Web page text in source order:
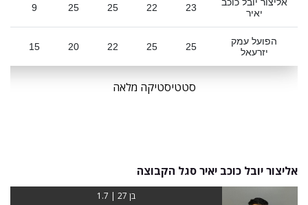
יאיר
23
22
25
25
9
הפועל עמק
יזרעאל
25
25
22
20
15
סטטיסטיקה מלאה
אליצור יובל כוכב יאיר סגל הקבוצה
בן 27 | 1.7